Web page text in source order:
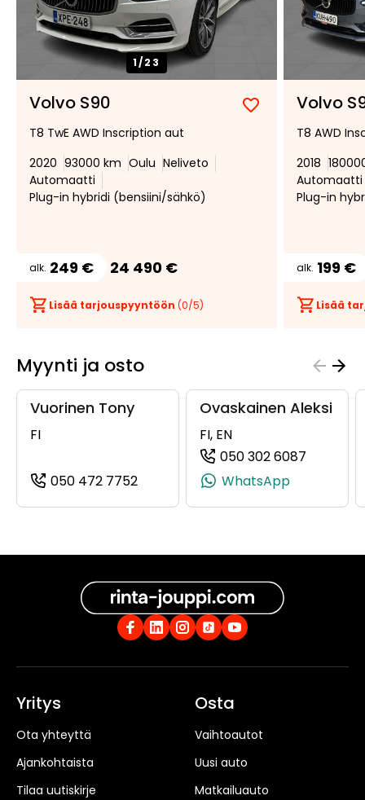
1/23
Volvo S90
Lisää
suosikiksi
Poista
suosikeista
T8 TwE AWD Inscription aut
2020 93000 km Oulu Neliveto
Automaatti
Plug-in hybridi (bensiini/sähkö)
alk. 249 € 24 490 €
Lisää tarjouspyyntöön (0/5)
Volvo
T8 AWD
2018
Automaatti
Plug-in
alk. 199 €
Lisää
Myynti ja osto
Vuorinen Tony
FI
050 472 7752
(+358504727752, 0504727752,
Ovaskainen Aleksi
FI, EN
050 302 6087
WhatsApp
Yritys
Ota yhteyttä
Ajankohtaista
Tilaa uutiskirje
Osta
Vaihtoautot
Uusi auto
Matkailuauto